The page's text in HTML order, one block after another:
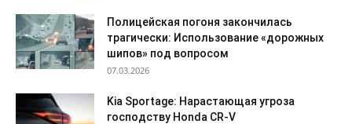
Полицейская погоня закончилась
трагически: Использование «дорожных
шипов» под вопросом
07.03.2026
Kia Sportage: Нарастающая угроза
господству Honda CR-V